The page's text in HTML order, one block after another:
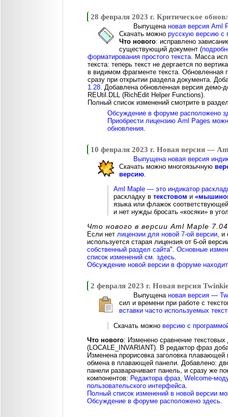
28 февраля 2023 г. Критическое
Выпущена новая версия Aml
Скачать можно русскую версию с
Что нового: исправлено
существующий документ (
форматирования простого текста . Масса
текста: теперь текст не дергается по
в видимом фрагменте текста. Обновленная
сразу при открытии раздела документа.
1.28 . Добавлена обновленная версия
REUtil.DLL (RichEdit Helper Functions).
Полный список изменений смотрите в
Обсуждение в форуме расположено
Приобрести лицензию Aml Pages
обновления
10 февраля 2023 г. Новая версия —
Выпущена новая версия
Скачать можно многоязычную
версию
Aml Maple — это индикатор
раскладку в текстовом и
языка или флажок
и нет нужды бросать «косяки» в
Что нового в версии Aml Maple 7.04
Если нет лицензии для новой 7-ой версии, и
используется старая лицензия от 6-ой
собственный раздел сайта". Основные
список изменений см. здесь.
Обсуждение новой версии в форуме
2 февраля 2023 г. Новая версия
Выпущена новая версия —
сил и времени при работе с
вставки часто используемых
Скачать можно версию с
Что нового: Изменено сравнение
(LOCALE_INVARIANT). В редактор фраз
Изменена прорисовка заголовка
обмена в плавающей панели. Добавлено:
панели разварачивает панель, и сразу же
компонентов: Редактора фраз Welcome-
пользовательского интерфейса
Полный список изменений в новой версии
Обсуждение в форуме расположено здесь